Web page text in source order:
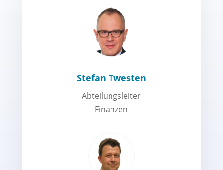
Stefan Twesten
Abteilungsleiter
Finanzen